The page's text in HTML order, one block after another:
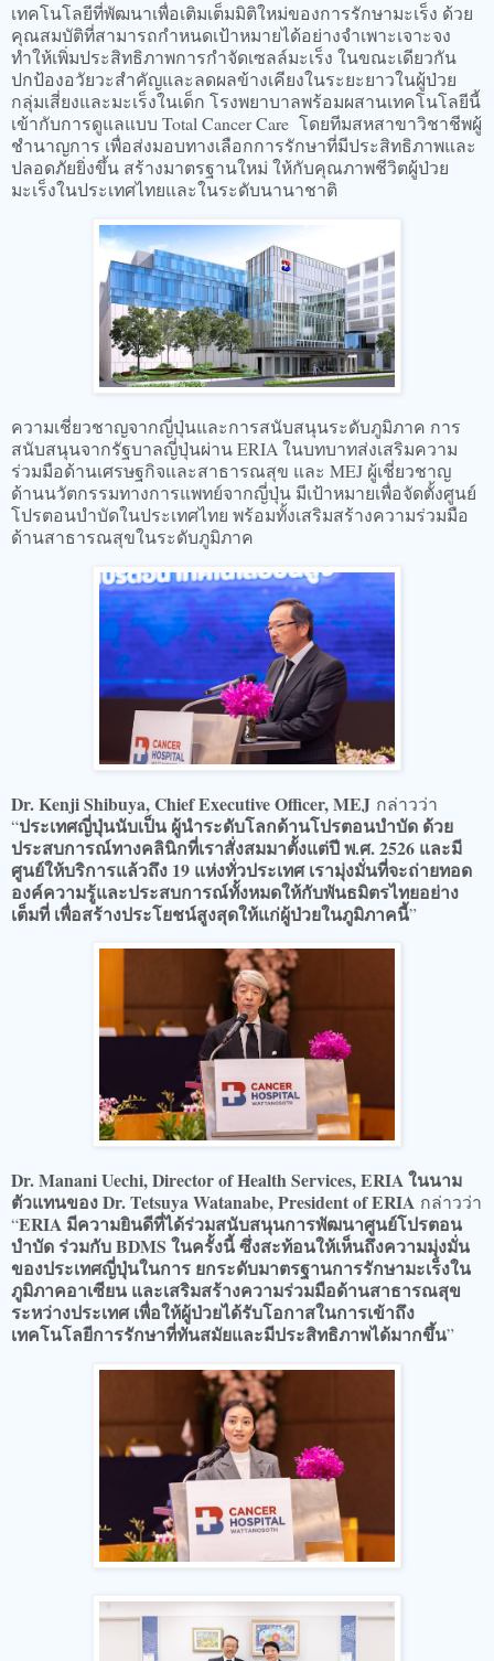
เทคโนโลยีที่พัฒนาเพื่อเติมเต็มมิติใหม่ของการรักษามะเร็ง ด้วย
คุณสมบัติที่สามารถกำหนดเป้าหมายได้อย่างจำเพาะเจาะจง
ทำให้เพิ่มประสิทธิภาพการกำจัดเซลล์มะเร็ง ในขณะเดียวกัน
ปกป้องอวัยวะสำคัญและลดผลข้างเคียงในระยะยาวในผู้ป่วย
กลุ่มเสี่ยงและมะเร็งในเด็ก โรงพยาบาลพร้อมผสานเทคโนโลยีนี้
เข้ากับการดูแลแบบ Total Cancer Care โดยทีมสหสาขาวิชาชีพผู้
ชำนาญการ เพื่อส่งมอบทางเลือกการรักษาที่มีประสิทธิภาพและ
ปลอดภัยยิ่งขึ้น สร้างมาตรฐานใหม่ ให้กับคุณภาพชีวิตผู้ป่วย
มะเร็งในประเทศไทยและในระดับนานาชาติ
ความเชี่ยวชาญจากญี่ปุ่นและการสนับสนุนระดับภูมิภาค การ
สนับสนุนจากรัฐบาลญี่ปุ่นผ่าน ERIA ในบทบาทส่งเสริมความ
ร่วมมือด้านเศรษฐกิจและสาธารณสุข และ MEJ ผู้เชี่ยวชาญ
ด้านนวัตกรรมทางการแพทย์จากญี่ปุ่น มีเป้าหมายเพื่อจัดตั้งศูนย์
โปรตอนบำบัดในประเทศไทย พร้อมทั้งเสริมสร้างความร่วมมือ
ด้านสาธารณสุขในระดับภูมิภาค
Dr. Kenji Shibuya, Chief Executive Officer, MEJ กล่าวว่า
“ประเทศญี่ปุ่นนับเป็น ผู้นำระดับโลกด้านโปรตอนบำบัด ด้วย
ประสบการณ์ทางคลินิกที่เราสั่งสมมาตั้งแต่ปี พ.ศ. 2526 และมี
ศูนย์ให้บริการแล้วถึง 19 แห่งทั่วประเทศ เรามุ่งมั่นที่จะถ่ายทอด
องค์ความรู้และประสบการณ์ทั้งหมดให้กับพันธมิตรไทยอย่าง
เต็มที่ เพื่อสร้างประโยชน์สูงสุดให้แก่ผู้ป่วยในภูมิภาคนี้”
Dr. Manani Uechi, Director of Health Services, ERIA ในนาม
ตัวแทนของ Dr. Tetsuya Watanabe, President of ERIA กล่าวว่า
“ERIA มีความยินดีที่ได้ร่วมสนับสนุนการพัฒนาศูนย์โปรตอน
บำบัด ร่วมกับ BDMS ในครั้งนี้ ซึ่งสะท้อนให้เห็นถึงความมุ่งมั่น
ของประเทศญี่ปุ่นในการ ยกระดับมาตรฐานการรักษามะเร็งใน
ภูมิภาคอาเซียน และเสริมสร้างความร่วมมือด้านสาธารณสุข
ระหว่างประเทศ เพื่อให้ผู้ป่วยได้รับโอกาสในการเข้าถึง
เทคโนโลยีการรักษาที่ทันสมัยและมีประสิทธิภาพได้มากขึ้น”